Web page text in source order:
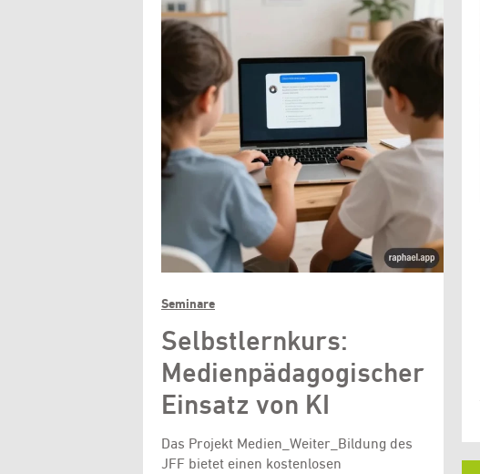
Seminare
Selbstlernkurs:
Medienpädagogischer
Einsatz von KI
Das Projekt Medien_Weiter_Bildung des
JFF bietet einen kostenlosen